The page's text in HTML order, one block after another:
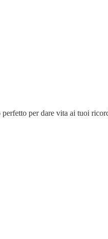
per dare vita ai tuoi